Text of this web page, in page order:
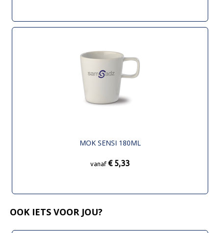
MOK SENSI 180ML
vanaf € 5,33
OOK IETS VOOR JOU?